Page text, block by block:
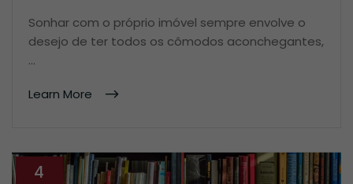
Sonhar com o próprio imóvel sempre envolve o
desejo de ter todos os cômodos aconchegantes,
…
Learn More
4